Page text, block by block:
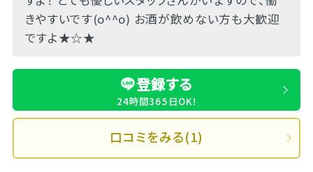
きやすいです(o^^o) お酒が飲めない方も大歓迎
ですよ★☆★
登録する
24時間365日OK!
口コミをみる(1)